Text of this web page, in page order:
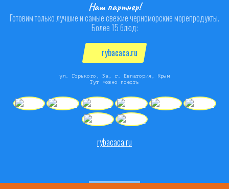
Наш партнер!
Готовим только лучшие и самые свежие черноморские морепродукты.
Более 15 блюд:
rybacaca.ru
ул. Горького, 3а, г. Евпатория, Крым
Тут можно поесть
rybacaca.ru